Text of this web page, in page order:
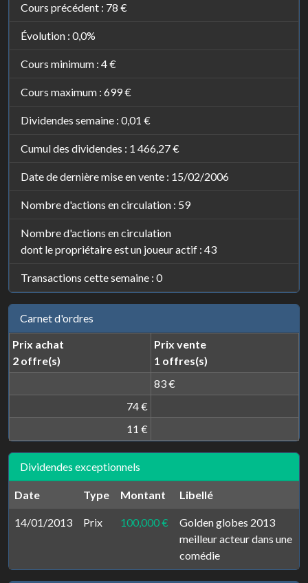
Cours précédent : 78 €
Évolution : 0,0%
Cours minimum : 4 €
Cours maximum : 699 €
Dividendes semaine : 0,01 €
Cumul des dividendes : 1 466,27 €
Date de dernière mise en vente : 15/02/2006
Nombre d'actions en circulation : 59
Nombre d'actions en circulation
dont le propriétaire est un joueur actif : 43
Transactions cette semaine : 0
Carnet d'ordres
Prix achat
2 offre(s)
Prix vente
1 offres(s)
83 €
74 €
11 €
Dividendes exceptionnels
Date Type Montant Libellé
14/01/2013 Prix 100,000 €
Golden globes 2013
meilleur acteur dans une
comédie